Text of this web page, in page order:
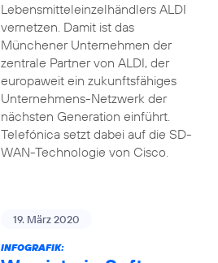
Lebensmitteleinzelhändlers ALDI
vernetzen. Damit ist das
Münchener Unternehmen der
zentrale Partner von ALDI, der
europaweit ein zukunftsfähiges
Unternehmens-Netzwerk der
nächsten Generation einführt.
Telefónica setzt dabei auf die SD-
WAN-Technologie von Cisco.
19. März 2020
INFOGRAFIK: